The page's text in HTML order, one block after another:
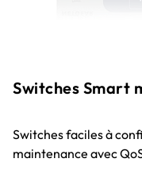
Switches Smart
Switches faciles à
maintenance avec